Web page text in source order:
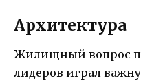
Архитектура
Жилищный вопрос
лидеров играл